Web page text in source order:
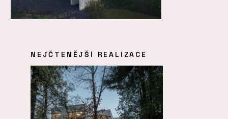
NEJČTENĚJŠÍ REALIZACE